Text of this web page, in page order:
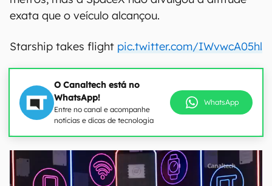
exata que o veículo alcançou.
Starship takes flight pic.twitter.com/IWvwcA05hl
O Canaltech está no
WhatsApp!
Entre no canal e acompanhe
notícias e dicas de tecnologia
WhatsApp